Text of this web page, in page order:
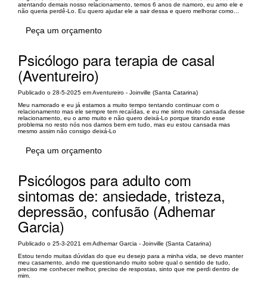
atentando demais nosso relacionamento, temos 6 anos de namoro, eu amo ele e
não queria perdê-Lo. Eu quero ajudar ele a sair dessa e quero melhorar como...
Peça um orçamento
Psicólogo para terapia de casal
(Aventureiro)
Publicado o 28-5-2025 em Aventureiro - Joinville (Santa Catarina)
Meu namorado e eu já estamos a muito tempo tentando continuar com o
relacionamento mas ele sempre tem recaídas, e eu me sinto muito cansada desse
relacionamento, eu o amo muito e não quero deixá-Lo porque tirando esse
problema no resto nós nos damos bem em tudo, mas eu estou cansada mas
mesmo assim não consigo deixá-Lo
Peça um orçamento
Psicólogos para adulto com
sintomas de: ansiedade, tristeza,
depressão, confusão (Adhemar
Garcia)
Publicado o 25-3-2021 em Adhemar Garcia - Joinville (Santa Catarina)
Estou tendo muitas dúvidas do que eu desejo para a minha vida, se devo manter
meu casamento, ando me questionando muito sobre qual o sentido de tudo,
preciso me conhecer melhor, preciso de respostas, sinto que me perdi dentro de
mim.